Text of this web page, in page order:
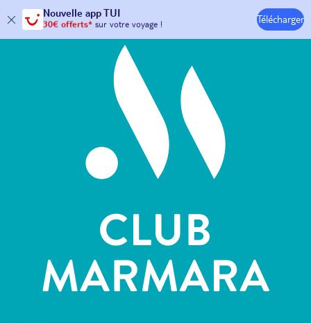
Nouvelle app TUI
30€ offerts*sur votre
avec le code :HAPPYAPP
Télécharger
Hôtels & Clubs